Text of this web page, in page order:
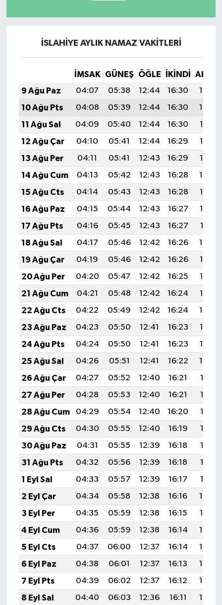
İSLAHİYE AYLIK NAMAZ VAKITLERI
İMSAK GÜNEŞ ÖĞLE İKINDI
9 Ağu Paz
04:07 05:38 12:44 16:30
19:40
10 Ağu Pts
04:08 05:39 12:44 16:30
19:39
11 Ağu Sal
04:09 05:40 12:44 16:30
19:38
12 Ağu Çar
04:10 05:41 12:44 16:29
19:37
13 Ağu Per
04:11 05:41 12:43 16:29
19:36
14 Ağu Cum
04:13 05:42 12:43 16:28
19:34
15 Ağu Cts
04:14 05:43 12:43 16:28
19:33
16 Ağu Paz
04:15 05:44 12:43 16:27
19:32
17 Ağu Pts
04:16 05:45 12:43 16:27
19:31
18 Ağu Sal
04:17 05:46 12:42 16:26
19:29
19 Ağu Çar
04:19 05:46 12:42 16:26
19:28
20 Ağu Per
04:20 05:47 12:42 16:25
19:27
21 Ağu Cum
04:21 05:48 12:42 16:24
19:26
22 Ağu Cts
04:22 05:49 12:42 16:24
19:24
23 Ağu Paz
04:23 05:50 12:41 16:23
19:23
24 Ağu Pts
04:24 05:50 12:41 16:23
19:22
25 Ağu Sal
04:26 05:51 12:41 16:22
19:20
26 Ağu Çar
04:27 05:52 12:40 16:21
19:19
27 Ağu Per
04:28 05:53 12:40 16:21
19:17
28 Ağu Cum
04:29 05:54 12:40 16:20
19:16
29 Ağu Cts
04:30 05:55 12:40 16:19
19:15
30 Ağu Paz
04:31 05:55 12:39 16:18
19:13
31 Ağu Pts
04:32 05:56 12:39 16:18
19:12
1 Eyl Sal
04:33 05:57 12:39 16:17
19:10
2 Eyl Çar
04:34 05:58 12:38 16:16
19:09
3 Eyl Per
04:35 05:59 12:38 16:15
19:07
4 Eyl Cum
04:36 05:59 12:38 16:14
19:06
5 Eyl Cts
04:37 06:00 12:37 16:14
19:04
6 Eyl Paz
04:38 06:01 12:37 16:13
19:03
7 Eyl Pts
04:39 06:02 12:37 16:12
19:02
8 Eyl Sal
04:40 06:03 12:36 16:11
19:00